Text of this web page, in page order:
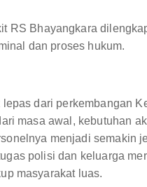
RS Bhayangkara
dan proses hukum.
dari perkembangan
masa awal, kebutuhan
menjadi semakin
polisi dan keluarga
masyarakat luas.